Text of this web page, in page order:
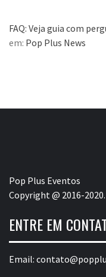
FAQ: Veja guia com
em: Pop Plus News
Pop Plus Eventos
Copyright @ 2016-
ENTRE EM
Email: